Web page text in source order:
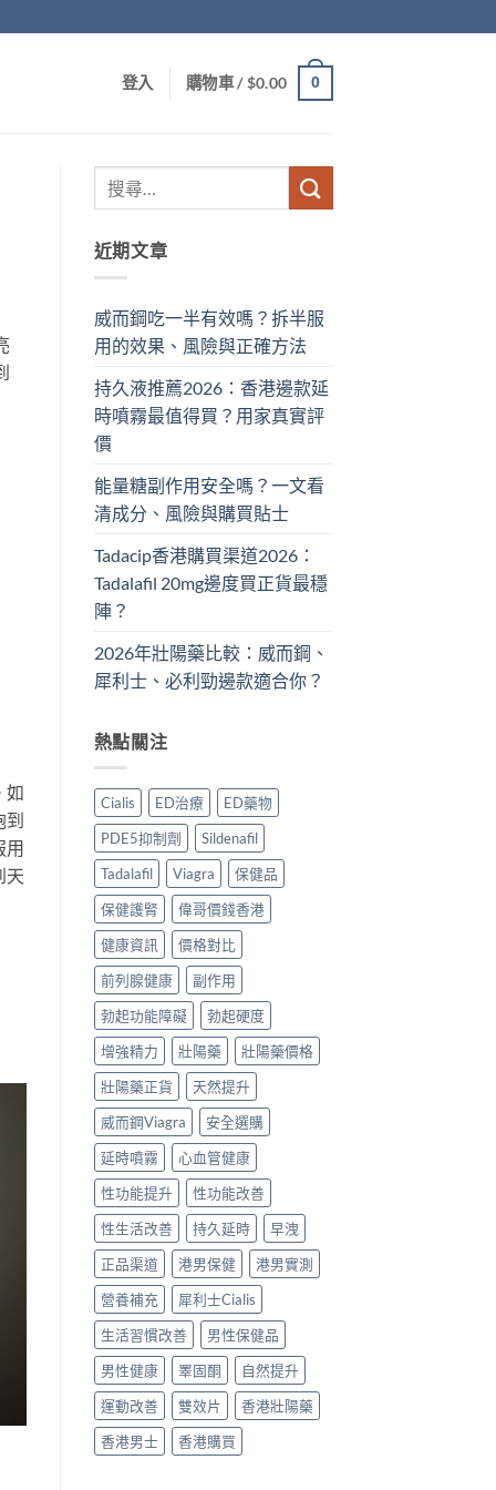
登入 購物車 /$0.00 0
如
天
近期文章
威而鋼吃一半有效嗎？拆半服
用的效果、風險與正確方法
持久液推薦2026：香港邊款延
時噴霧最值得買？用家真實評
價
能量糖副作用安全嗎？一文看
清成分、風險與購買貼士
Tadacip香港購買渠道2026：
Tadalafil 20mg邊度買正貨最穩
陣？
2026年壯陽藥比較：威而鋼、
犀利士、必利勁邊款適合你？
熱點關注
Cialis ED治療
ED藥物
PDE5抑制劑
Sildenafil
Tadalafil
Viagra
保健品
保健護腎
偉哥價錢香港
健康資訊
價格對比
前列腺健康
副作用
勃起功能障礙
勃起硬度
增強精力
壯陽藥
壯陽藥價格
壯陽藥正貨
天然提升
威而鋼Viagra
安全選購
延時噴霧
心血管健康
性功能提升
性功能改善
性生活改善
持久延時
早洩
正品渠道
港男保健
港男實測
營養補充
犀利士Cialis
生活習慣改善
男性保健品
男性健康
睪固酮
自然提升
運動改善
雙效片
香港壯陽藥
香港男士
香港購買